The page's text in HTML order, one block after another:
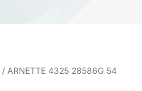
/ ARNETTE 4325 28586G 54